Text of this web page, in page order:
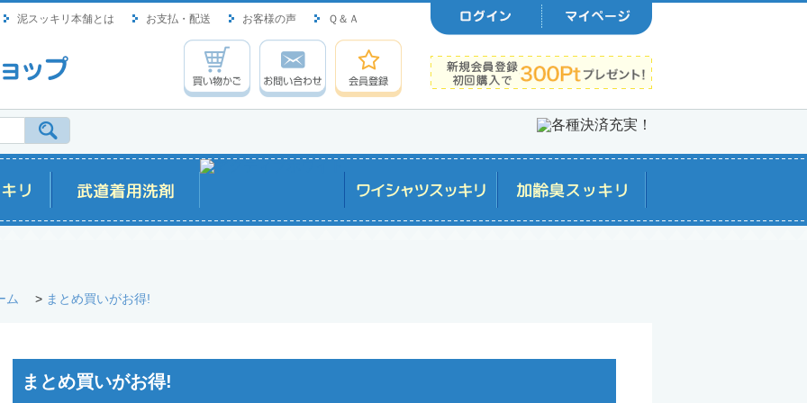
泥スッキリ本舗とは お支払・配送 お客様の声 Ｑ＆Ａ
ム > まとめ買いがお得!
まとめ買いがお得!